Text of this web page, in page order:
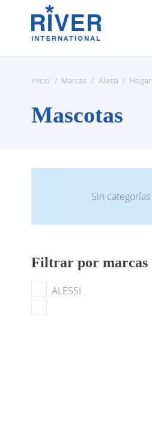
Inicio / Marcas / Alessi / Hogar
Mascotas
Sin categorías
Filtrar por marcas
ALESSI